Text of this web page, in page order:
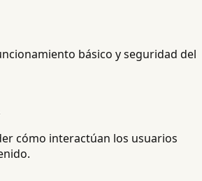
básico y seguridad del
cómo interactúan los usuarios